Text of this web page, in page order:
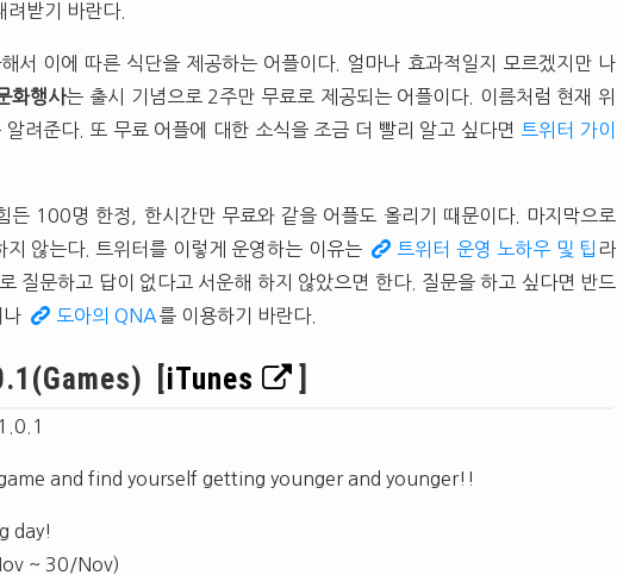
려받기 바란다.
서 이에 따른 식단을 제공하는 어플이다. 얼마나 효과적일지 모르겠지만 나
화행사는 출시 기념으로 2주만 무료로 제공되는 어플이다. 이름처럼 현재 위
려준다. 또 무료 어플에 대한 소식을 조금 더 빨리 알고 싶다면 트위터 가이
든 100명 한정, 한시간만 무료와 같을 어플도 올리기 때문이다. 마지막으로
지 않는다. 트위터를 이렇게 운영하는 이유는 트위터 운영 노하우 및 팁 라
질문하고 답이 없다고 서운해 하지 않았으면 한다. 질문을 하고 싶다면 반드
나
도아의 QNA를 이용하기 바란다.
[ iTunes
and find yourself getting younger and younger!!
day!
~ 30/Nov)